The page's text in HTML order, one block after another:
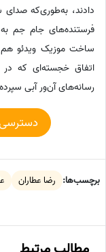
دادند، به‌طوری‌که
فرستنده‌های جام
ساخت موزیک ویدئو هم
اتفاق خجسته‌ای که در
رسانه‌های آن‌ور آبی
دسترسی
برچسب‌ها: رضا عطاران